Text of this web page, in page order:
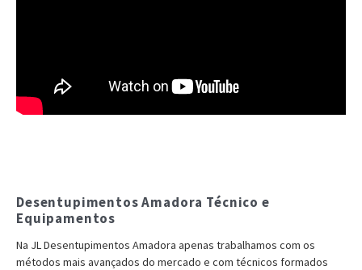
Desentupimentos Amadora Técnico e
Equipamentos
Na JL Desentupimentos Amadora apenas trabalhamos com os
métodos mais avançados do mercado e com técnicos formados